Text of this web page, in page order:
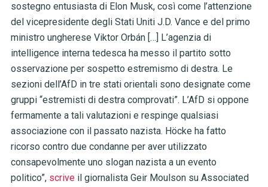
sostegno entusiasta di Elon Musk, così come l’attenzione
del vicepresidente degli Stati Uniti J.D. Vance e del primo
ministro ungherese Viktor Orbán […] L’agenzia di
intelligence interna tedesca ha messo il partito sotto
osservazione per sospetto estremismo di destra. Le
sezioni dell’AfD in tre stati orientali sono designate come
gruppi “estremisti di destra comprovati”. L’AfD si oppone
fermamente a tali valutazioni e respinge qualsiasi
associazione con il passato nazista. Höcke ha fatto
ricorso contro due condanne per aver utilizzato
consapevolmente uno slogan nazista a un evento
politico”, scriveil giornalista Geir Moulson su Associated